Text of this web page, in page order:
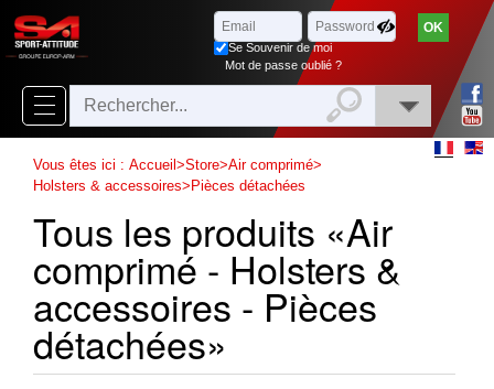
Parcourir
Nouveautés
Promotions
Packs
Top
ventes
Airsoft ‣
Paintball‣
xFermer
Se Souvenir de moi
Mot de passe oublié ?
Vous êtes ici : Accueil >Store>Air comprimé>
Holsters & accessoires> Pièces détachées
Tous les produits «Air
comprimé - Holsters &
accessoires - Pièces
détachées»